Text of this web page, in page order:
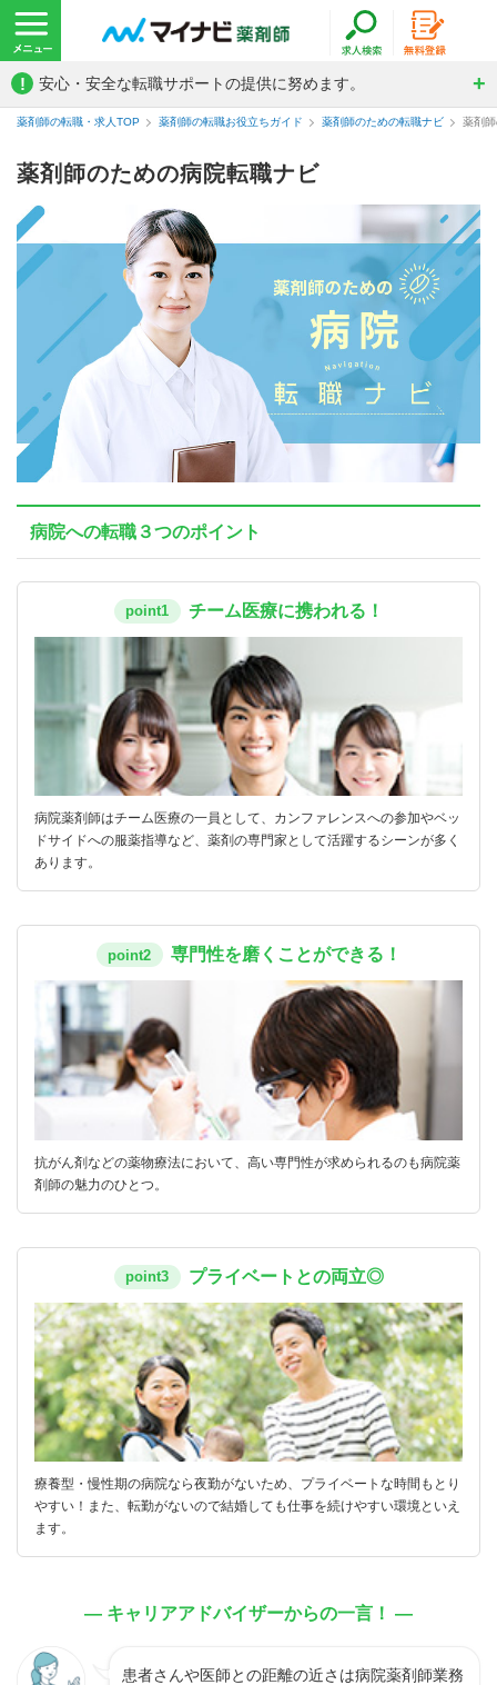
! 安心・安全な転職サポートの提供に努めます。
薬剤師の転職・求人TOP 薬剤師の転職お役立ちガイド 薬剤師のための転職ナビ 薬剤
薬剤師のための病院転職ナビ
病院への転職３つのポイント
point1 チーム医療に携われる！
病院薬剤師はチーム医療の一員として、カンファレンスへの参加やベッ
ドサイドへの服薬指導など、薬剤の専門家として活躍するシーンが多く
あります。
point2 専門性を磨くことができる！
抗がん剤などの薬物療法において、高い専門性が求められるのも病院薬
剤師の魅力のひとつ。
point3 プライベートとの両立◎
療養型・慢性期の病院なら夜勤がないため、プライベートな時間もとり
やすい！また、転勤がないので結婚しても仕事を続けやすい環境といえ
ます。
― キャリアアドバイザーからの一言！ ―
患者さんや医師との距離の近さは病院薬剤師業務